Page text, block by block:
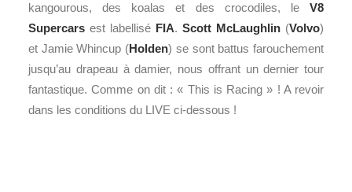
kangourous, des koalas et des crocodiles, le V8
Supercars est labellisé FIA. Scott McLaughlin (Volvo)
et Jamie Whincup (Holden) se sont battus farouchement
jusqu’au drapeau à damier, nous offrant un dernier tour
fantastique. Comme on dit : « This is Racing » ! A revoir
dans les conditions du LIVE ci-dessous !